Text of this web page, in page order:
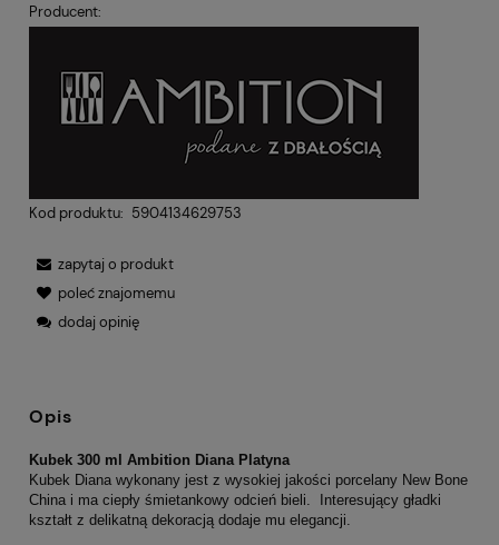
Producent:
Kod produktu: 5904134629753
zapytaj o produkt
poleć znajomemu
dodaj opinię
Opis
Kubek 300 ml Ambition Diana Platyna
Kubek Diana wykonany jest z wysokiej jakości porcelany New Bone
China i ma ciepły śmietankowy odcień bieli. Interesujący gładki
kształt z delikatną dekoracją dodaje mu elegancji.